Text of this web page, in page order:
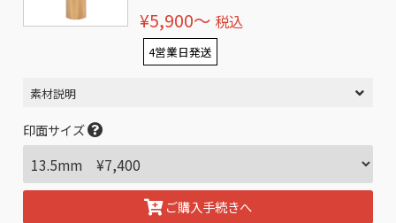
¥5,900〜 税込
4営業日発送
素材説明
印面サイズ
ご購入手続きへ